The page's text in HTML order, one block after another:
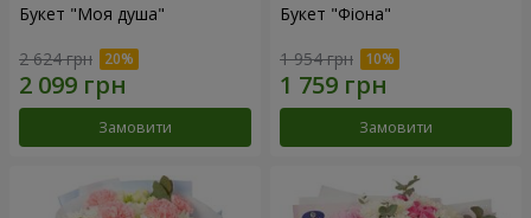
Букет "Моя душа"
2 624 грн
Замовити
Букет "Фіона"
1 954 грн
Замовити